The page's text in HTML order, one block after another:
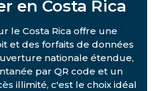
en Costa Rica
le Costa Rica offre une
et des forfaits de données
nationale étendue,
par QR code et un
illimité, c'est le choix idéal